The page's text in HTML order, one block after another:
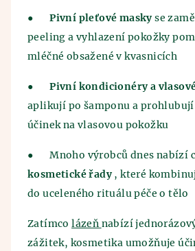
● Pivní pleťové maskyse
peeling a vyhlazení pokožky
mléčné obsažené v kvasnicích
● Pivní kondicionéry a
aplikují po šamponu a
účinek na vlasovou pokožku
● Mnoho výrobců dnes nabízí
kosmetické řady, které
do uceleného rituálu péče o tělo
Zatímcolázeň nabízí
zážitek, kosmetika umožňuje